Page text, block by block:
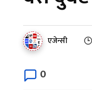
एजेन्सी
0